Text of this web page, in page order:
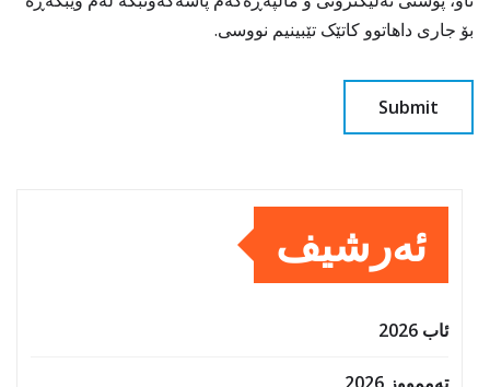
بۆ جاری داهاتوو کاتێک تێبینیم نووسی.
ئەرشیف
ئاب 2026